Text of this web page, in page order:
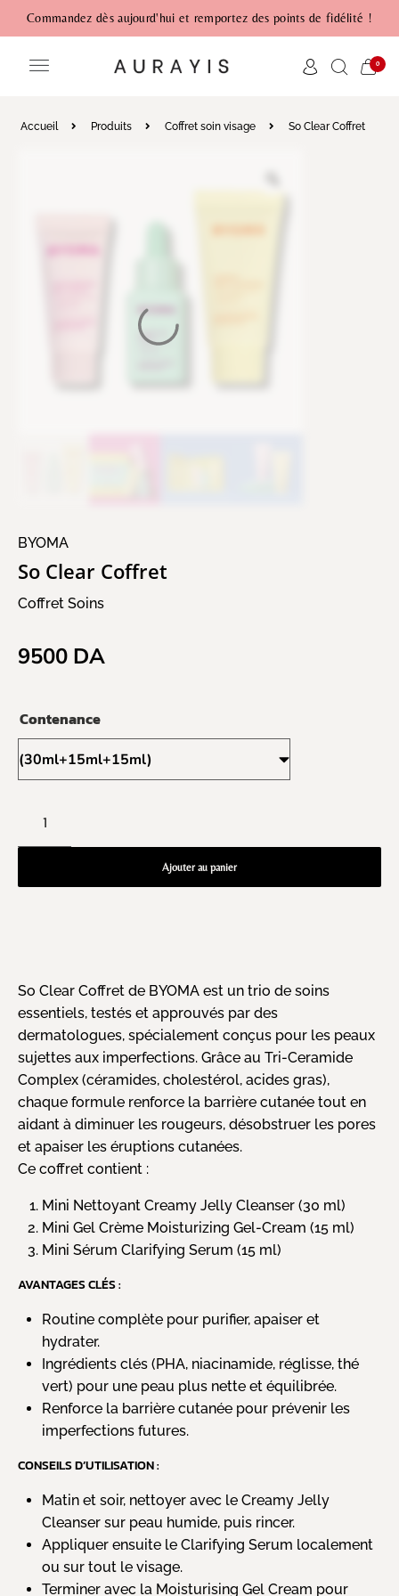
Commandez dès aujourd'hui et remportez des points de fidélité !
0
Accueil Produits Coffret soin visage So Clear Coffret
BYOMA
So Clear Coffret
Coffret Soins
9500 DA
Contenance
Ajouter au panier
So Clear Coffret de BYOMA est un trio de soins
essentiels, testés et approuvés par des
dermatologues, spécialement conçus pour les peaux
sujettes aux imperfections. Grâce au Tri-Ceramide
Complex (céramides, cholestérol, acides gras),
chaque formule renforce la barrière cutanée tout en
aidant à diminuer les rougeurs, désobstruer les pores
et apaiser les éruptions cutanées.
Ce coffret contient :
Mini Nettoyant Creamy Jelly Cleanser (30 ml)
Mini Gel Crème Moisturizing Gel-Cream (15 ml)
Mini Sérum Clarifying Serum (15 ml)
AVANTAGES CLÉS :
Routine complète pour purifier, apaiser et
hydrater.
Ingrédients clés (PHA, niacinamide, réglisse, thé
vert) pour une peau plus nette et équilibrée.
Renforce la barrière cutanée pour prévenir les
imperfections futures.
CONSEILS D’UTILISATION :
Matin et soir, nettoyer avec le Creamy Jelly
Cleanser sur peau humide, puis rincer.
Appliquer ensuite le Clarifying Serum localement
ou sur tout le visage.
Terminer avec la Moisturising Gel Cream pour